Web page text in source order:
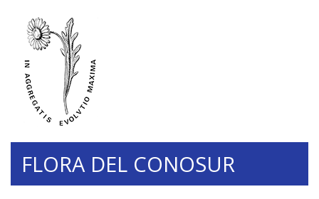
FLORA DEL CONOSUR